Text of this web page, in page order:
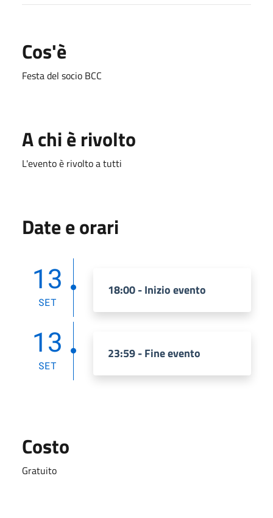
Cos'è
Festa del socio BCC
A chi è rivolto
L'evento è rivolto a tutti
Date e orari
13
SET
18:00 - Inizio evento
13
SET
23:59 - Fine evento
Costo
Gratuito